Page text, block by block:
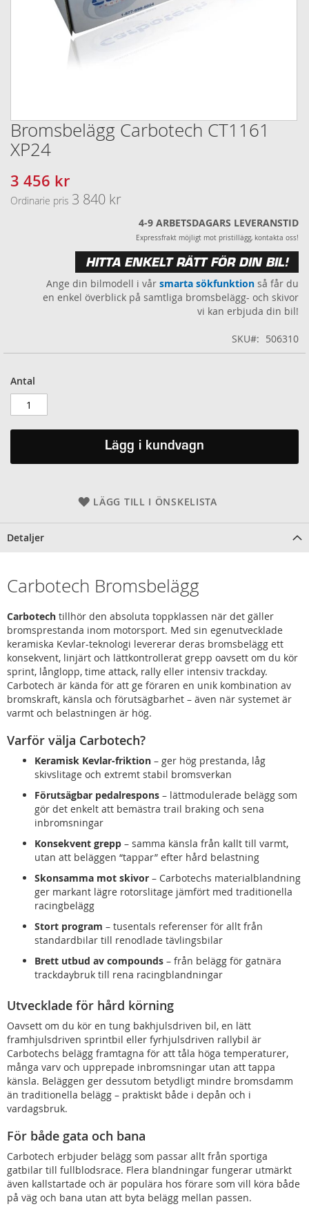
Bromsbelägg Carbotech CT1161
XP24
Ordinarie pris 3 840 kr
Specialpris
3 456 kr
4-9 ARBETSDAGARS LEVERANSTID
Expressfrakt möjligt mot pristillägg, kontakta oss!
HITTA ENKELT RÄTT FÖR DIN BIL!
Ange din bilmodell i vår smarta sökfunktion så får du
en enkel överblick på samtliga bromsbelägg- och skivor
vi kan erbjuda din bil!
SKU 506310
Antal
Lägg i kundvagn
LÄGG TILL I ÖNSKELISTA
Hoppa
till
början
bildgalleriet
Detaljer
Carbotech Bromsbelägg
Carbotech tillhör den absoluta toppklassen när det gäller
bromsprestanda inom motorsport. Med sin egenutvecklade
keramiska Kevlar-teknologi levererar deras bromsbelägg ett
konsekvent, linjärt och lättkontrollerat grepp oavsett om du kör
sprint, långlopp, time attack, rally eller intensiv trackday.
Carbotech är kända för att ge föraren en unik kombination av
bromskraft, känsla och förutsägbarhet – även när systemet är
varmt och belastningen är hög.
Varför välja Carbotech?
Keramisk Kevlar-friktion – ger hög prestanda, låg
skivslitage och extremt stabil bromsverkan
Förutsägbar pedalrespons – lättmodulerade belägg som
gör det enkelt att bemästra trail braking och sena
inbromsningar
Konsekvent grepp – samma känsla från kallt till varmt,
utan att beläggen “tappar” efter hård belastning
Skonsamma mot skivor – Carbotechs materialblandning
ger markant lägre rotorslitage jämfört med traditionella
racingbelägg
Stort program – tusentals referenser för allt från
standardbilar till renodlade tävlingsbilar
Brett utbud av compounds – från belägg för gatnära
trackdaybruk till rena racingblandningar
Utvecklade för hård körning
Oavsett om du kör en tung bakhjulsdriven bil, en lätt
framhjulsdriven sprintbil eller fyrhjulsdriven rallybil är
Carbotechs belägg framtagna för att tåla höga temperaturer,
många varv och upprepade inbromsningar utan att tappa
känsla. Beläggen ger dessutom betydligt mindre bromsdamm
än traditionella belägg – praktiskt både i depån och i
vardagsbruk.
För både gata och bana
Carbotech erbjuder belägg som passar allt från sportiga
gatbilar till fullblodsrace. Flera blandningar fungerar utmärkt
även kallstartade och är populära hos förare som vill köra både
på väg och bana utan att byta belägg mellan passen.